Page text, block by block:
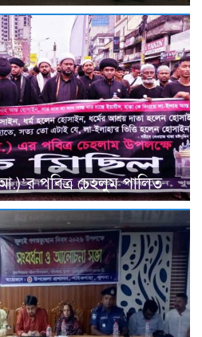
পবিত্র চেহলুম পালিত